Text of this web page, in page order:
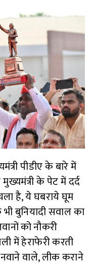
पीडीए के बारे में
के पेट में दर्द
है, ये घबराये घूम
बुनियादी सवाल का
को नौकरी
में हेराफेरी करती
वाले, लीक कराने